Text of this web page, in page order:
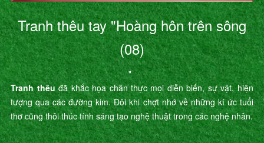
Tranh thêu tay "Hoàng hôn trên sông
(08)
"
Tranh thêu đã khắc họa chân thực mọi diễn biến, sự vật, hiện
tượng qua các đường kim. Đôi khi chợt nhớ về những kí ức tuổi
thơ cũng thôi thúc tính sáng tạo nghệ thuật trong các nghệ nhân.